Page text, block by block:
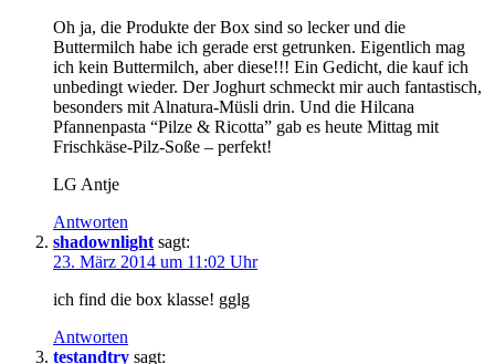
Oh ja, die Produkte der Box sind so lecker und die
Buttermilch habe ich gerade erst getrunken. Eigentlich mag
ich kein Buttermilch, aber diese!!! Ein Gedicht, die kauf ich
unbedingt wieder. Der Joghurt schmeckt mir auch fantastisch,
besonders mit Alnatura-Müsli drin. Und die Hilcana
Pfannenpasta “Pilze & Ricotta” gab es heute Mittag mit
Frischkäse-Pilz-Soße – perfekt!
LG Antje
Antworten
shadownlight sagt:
23. März 2014 um 11:02 Uhr
ich find die box klasse! gglg
Antworten
testandtry sagt: